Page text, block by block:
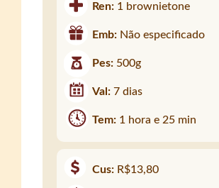
Ren: 1 brownietone
Emb: Não especificado
Pes: 500g
Val:7 dias
Tem: 1 hora e 25 min
Cus: R$13,80